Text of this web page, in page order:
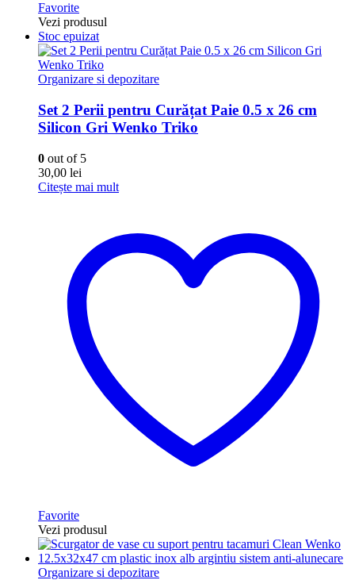
Favorite
Vezi produsul
Stoc epuizat
Organizare si depozitare
Set 2 Perii pentru Curățat Paie 0.5 x 26 cm
Silicon Gri Wenko Triko
0 out of 5
30,00 lei
Citește mai mult
Favorite
Vezi produsul
Organizare si depozitare